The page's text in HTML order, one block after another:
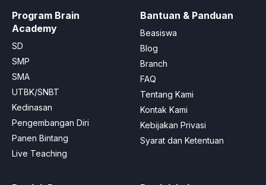
Program Brain
Academy
SD
SMP
SMA
UTBK/SNBT
Kedinasan
Pengembangan Diri
Panen Bintang
Live Teaching
Bantuan & Panduan
Beasiswa
Blog
Branch
FAQ
Tentang Kami
Kontak Kami
Kebijakan Privasi
Syarat dan Ketentuan